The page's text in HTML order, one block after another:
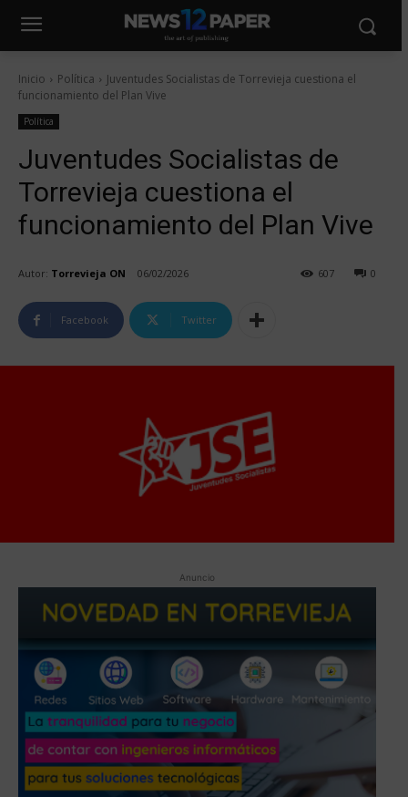
Inicio Política
Juventudes Socialistas de Torrevieja cuestiona el
funcionamiento del Plan Vive
Política
Juventudes Socialistas de
Torrevieja cuestiona el
funcionamiento del Plan Vive
Autor: Torrevieja ON 06/02/2026 0
607
Facebook Twitter
Anuncio